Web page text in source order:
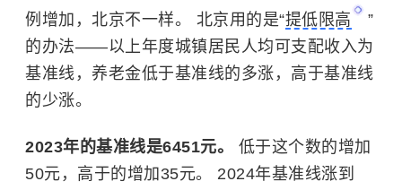
例增加，北京不一样。 北京用的是“提低限高
”
的办法——以上年度城镇居民人均可支配收入为
基准线，养老金低于基准线的多涨，高于基准线
的少涨。
2023年的基准线是6451元。 低于这个数的增加
50元，高于的增加35元。 2024年基准线涨到